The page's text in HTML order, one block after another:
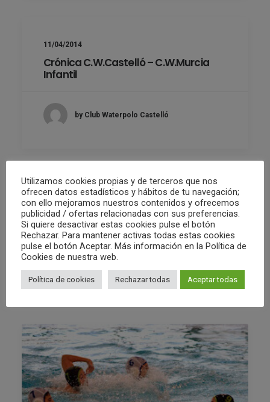
11/04/2014
Crónica C.W.Castelló – C.W.Murcia
Infantil
by Club Waterpolo Castelló
21/03/2014
Crónica infantil C.W.Castelló-
C.W.Morvedre
Utilizamos cookies propias y de terceros que nos
ofrecen datos estadísticos y hábitos de tu navegación;
con ello mejoramos nuestros contenidos y ofrecemos
publicidad / ofertas relacionadas con sus preferencias.
Si quiere desactivar estas cookies pulse el botón
Rechazar. Para mantener activas todas estas cookies
pulse el botón Aceptar. Más información en la Política de
Cookies de nuestra web.
Política de cookies Rechazar todas Aceptar todas